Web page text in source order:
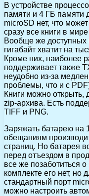
В устройстве
памяти и 4 ГБ памяти
microSD нет, что
сразу все книги в
Вообще же доступных
гигабайт хватит на
Кроме них, наиболее
поддерживает также
неудобно из-за
проблемы, что и с
Книги можно
zip-архива. Есть
TIFF и PNG.
Заряжать батарею на
обещаниям
страниц. Но батарея
перед отъездом в
все же позаботиться
комплекте его нет, но
стандартный порт
можно настроить